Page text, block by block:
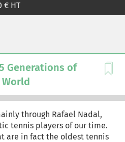
€ HT
5 Generations of
through Rafael Nadal,
tennis players of our time.
are in fact the oldest tennis